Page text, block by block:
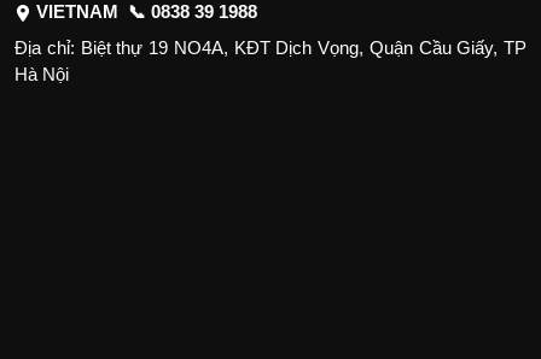
VIETNAM 📞 0838 39 1988
Địa chỉ: Biệt thự 19 NO4A, KĐT Dịch Vọng, Quận Cầu Giấy, TP
Hà Nội